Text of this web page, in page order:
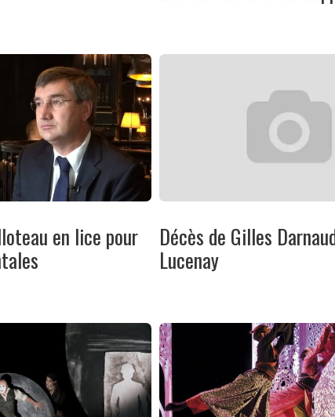
en lice pour Décès de Gilles
Lucenay